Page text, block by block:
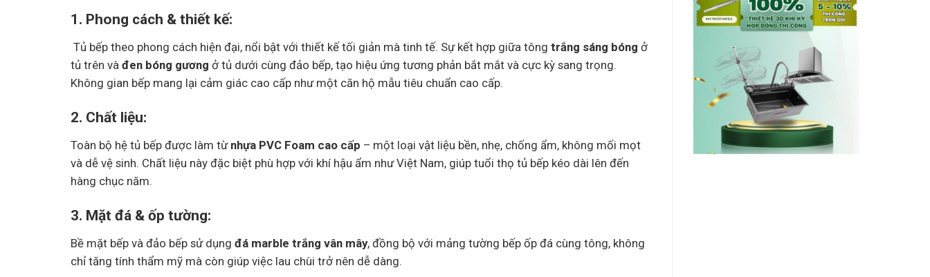
1. Phong cách & thiết kế:
Tủ bếp theo phong cách hiện đại, nổi bật với thiết kế tối giản mà tinh tế. Sự kết hợp giữa tông trắng sáng bóng ở
tủ trên và đen bóng gương ở tủ dưới cùng đảo bếp, tạo hiệu ứng tương phản bắt mắt và cực kỳ sang trọng.
Không gian bếp mang lại cảm giác cao cấp như một căn hộ mẫu tiêu chuẩn cao cấp.
2. Chất liệu:
Toàn bộ hệ tủ bếp được làm từ nhựa PVC Foam cao cấp – một loại vật liệu bền, nhẹ, chống ẩm, không mối mọt
và dễ vệ sinh. Chất liệu này đặc biệt phù hợp với khí hậu ẩm như Việt Nam, giúp tuổi thọ tủ bếp kéo dài lên đến
hàng chục năm.
3. Mặt đá & ốp tường:
Bề mặt bếp và đảo bếp sử dụng đá marble trắng vân mây, đồng bộ với mảng tường bếp ốp đá cùng tông, không
chỉ tăng tính thẩm mỹ mà còn giúp việc lau chùi trở nên dễ dàng.